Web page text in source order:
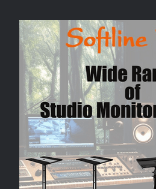
c
e
b
o
o
k
a
t
s
A
p
p
l
e
g
r
a
m
a
r
e